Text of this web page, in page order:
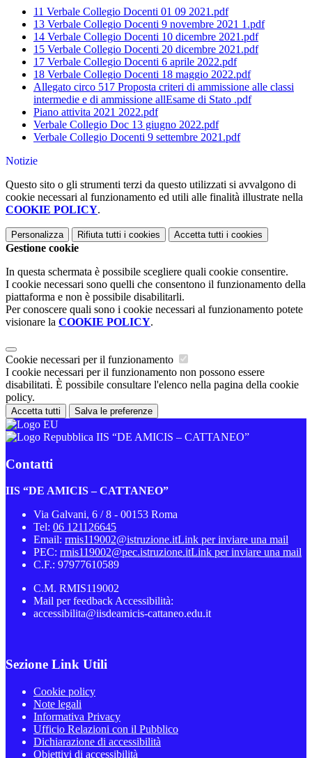
11 Verbale Collegio Docenti 01 09 2021.pdf
13 Verbale Collegio Docenti 9 novembre 2021 1.pdf
14 Verbale Collegio Docenti 10 dicembre 2021.pdf
15 Verbale Collegio Docenti 20 dicembre 2021.pdf
17 Verbale Collegio Docenti 6 aprile 2022.pdf
18 Verbale Collegio Docenti 18 maggio 2022.pdf
Allegato circo 517 Proposta criteri di ammissione alle classi
intermedie e di ammissione allEsame di Stato .pdf
Piano attivita 2021 2022.pdf
Verbale Collegio Doc 13 giugno 2022.pdf
Verbale Collegio Docenti 9 settembre 2021.pdf
Notizie
Questo sito o gli strumenti terzi da questo utilizzati si avvalgono di
cookie necessari al funzionamento ed utili alle finalità illustrate nella
COOKIE POLICY.
Personalizza Rifiuta tutti i cookies Accetta tutti i cookies
Gestione cookie
In questa schermata è possibile scegliere quali cookie consentire.
I cookie necessari sono quelli che consentono il funzionamento della
piattaforma e non è possibile disabilitarli.
Per conoscere quali sono i cookie necessari al funzionamento potete
visionare la COOKIE POLICY.
Cookie necessari per il funzionamento
I cookie necessari per il funzionamento non possono essere
disabilitati. È possibile consultare l'elenco nella pagina della cookie
policy.
Accetta tutti Salva le preferenze
IIS “DE AMICIS – CATTANEO”
Contatti
IIS “DE AMICIS – CATTANEO”
Via Galvani, 6 / 8 - 00153 Roma
Tel: 06 121126645
Email: rmis119002@istruzione.itLink per inviare una mail
PEC: rmis119002@pec.istruzione.itLink per inviare una mail
C.F.: 97977610589
C.M. RMIS119002
Mail per feedback Accessibilità:
accessibilita@iisdeamicis-cattaneo.edu.it
Sezione Link Utili
Cookie policy
Note legali
Informativa Privacy
Ufficio Relazioni con il Pubblico
Dichiarazione di accessibilità
Obiettivi di accessibilità